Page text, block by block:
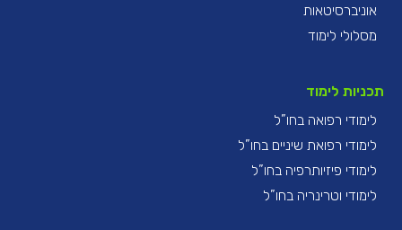
אוניברסיטאות
מסלולי לימוד
תכניות לימוד
לימודי רפואה בחו”ל
לימודי רפואת שיניים בחו”ל
לימודי פיזיותרפיה בחו”ל
לימודי וטרינריה בחו”ל